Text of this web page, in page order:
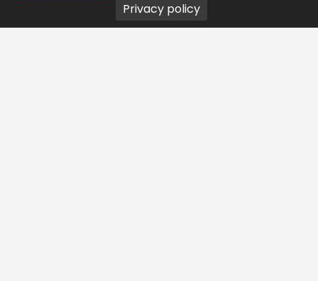
Privacy policy